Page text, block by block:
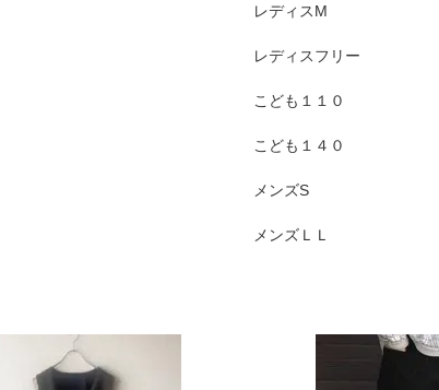
レディスM
レディスフリー
こども１１０
こども１４０
メンズS
メンズＬＬ